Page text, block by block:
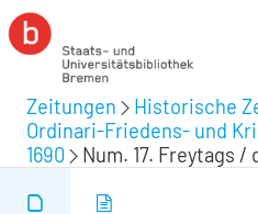
Zeitungen Historische
Ordinari-Friedens- und
1690
Num. 17. Freytags /